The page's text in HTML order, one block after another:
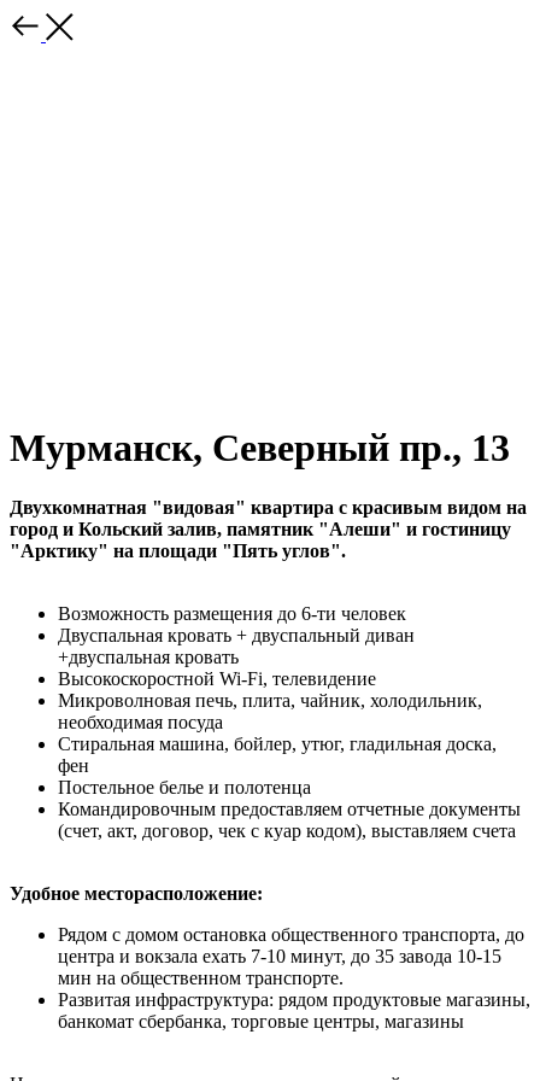
Мурманск, Северный пр., 13
Двухкомнатная "видовая" квартира с красивым видом на
город и Кольский залив, памятник "Алеши" и гостиницу
"Арктику" на площади "Пять углов".
Возможность размещения до 6-ти человек
Двуспальная кровать + двуспальный диван
+двуспальная кровать
Высокоскоростной Wi-Fi, телевидение
Микроволновая печь, плита, чайник, холодильник,
необходимая посуда
Стиральная машина, бойлер, утюг, гладильная доска,
фен
Постельное белье и полотенца
Командировочным предоставляем отчетные документы
(счет, акт, договор, чек с куар кодом), выставляем счета
Удобное месторасположение:
Рядом с домом остановка общественного транспорта, до
центра и вокзала ехать 7-10 минут, до 35 завода 10-15
мин на общественном транспорте.
Развитая инфраструктура: рядом продуктовые магазины,
банкомат сбербанка, торговые центры, магазины